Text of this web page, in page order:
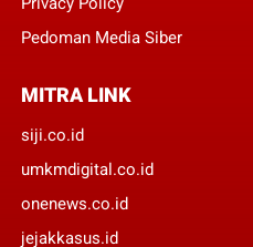
Pedoman Media Siber
MITRA LINK
siji.co.id
umkmdigital.co.id
onenews.co.id
jejakkasus.id